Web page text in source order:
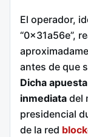
El operador,
“0x31a56e”,
antes de que
Dicha
inmediata del
presidencial
de la red